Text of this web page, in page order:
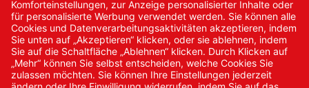
Kennwort vergessen
Bestellungen